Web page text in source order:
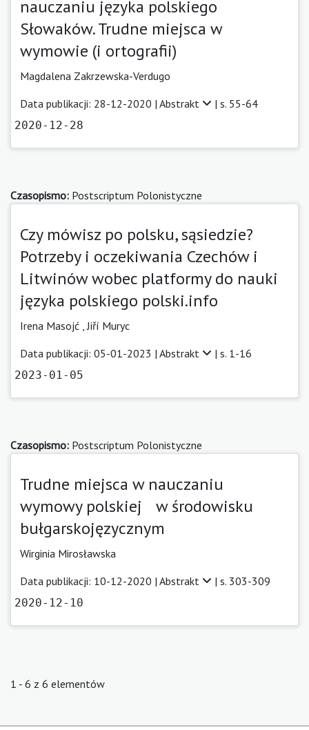
nauczaniu języka polskiego
Słowaków. Trudne miejsca w
wymowie (i ortografii)
Magdalena Zakrzewska-Verdugo
Data publikacji: 28-12-2020 | Abstrakt | s. 55-64
2020-12-28
Czasopismo: Postscriptum Polonistyczne
Czy mówisz po polsku, sąsiedzie?
Potrzeby i oczekiwania Czechów i
Litwinów wobec platformy do nauki
języka polskiego polski.info
Irena Masojć ,Jiří Muryc
Data publikacji: 05-01-2023 | Abstrakt | s. 1-16
2023-01-05
Czasopismo: Postscriptum Polonistyczne
Trudne miejsca w nauczaniu
wymowy polskiej w środowisku
bułgarskojęzycznym
Wirginia Mirosławska
Data publikacji: 10-12-2020 | Abstrakt | s. 303-309
2020-12-10
1 - 6 z 6 elementów